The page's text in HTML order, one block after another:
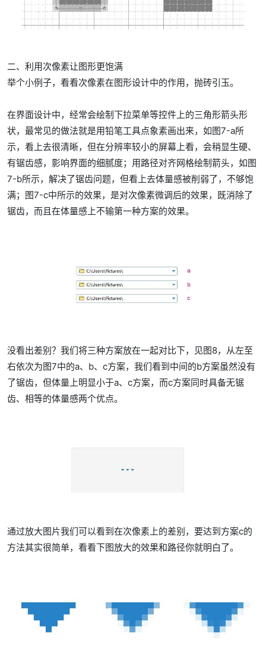
二、利用次像素让图形更饱满
举个小例子，看看次像素在图形设计中的作用，抛砖引玉。
在界面设计中，经常会绘制下拉菜单等控件上的三角形箭头形
状，最常见的做法就是用铅笔工具点象素画出来，如图7-a所
示，看上去很清晰，但在分辨率较小的屏幕上看，会稍显生硬、
有锯齿感，影响界面的细腻度；用路径对齐网格绘制箭头，如图
7-b所示，解决了锯齿问题，但看上去体量感被削弱了，不够饱
满；图7-c中所示的效果，是对次像素微调后的效果，既消除了
锯齿，而且在体量感上不输第一种方案的效果。
没看出差别？我们将三种方案放在一起对比下，见图8，从左至
右依次为图7中的a、b、c方案，我们看到中间的b方案虽然没有
了锯齿，但体量上明显小于a、c方案，而c方案同时具备无锯
齿、相等的体量感两个优点。
通过放大图片我们可以看到在次像素上的差别，要达到方案c的
方法其实很简单，看看下图放大的效果和路径你就明白了。